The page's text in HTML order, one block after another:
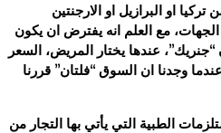
ما هو من تركيا او البرازيل او الارجنتين
مع العلم انه يفترض ان يكون
عندها يختار المريض، السعر
وجدنا ان السوق “فلتان” قررنا
الطبية التي يأتي بها التجار من